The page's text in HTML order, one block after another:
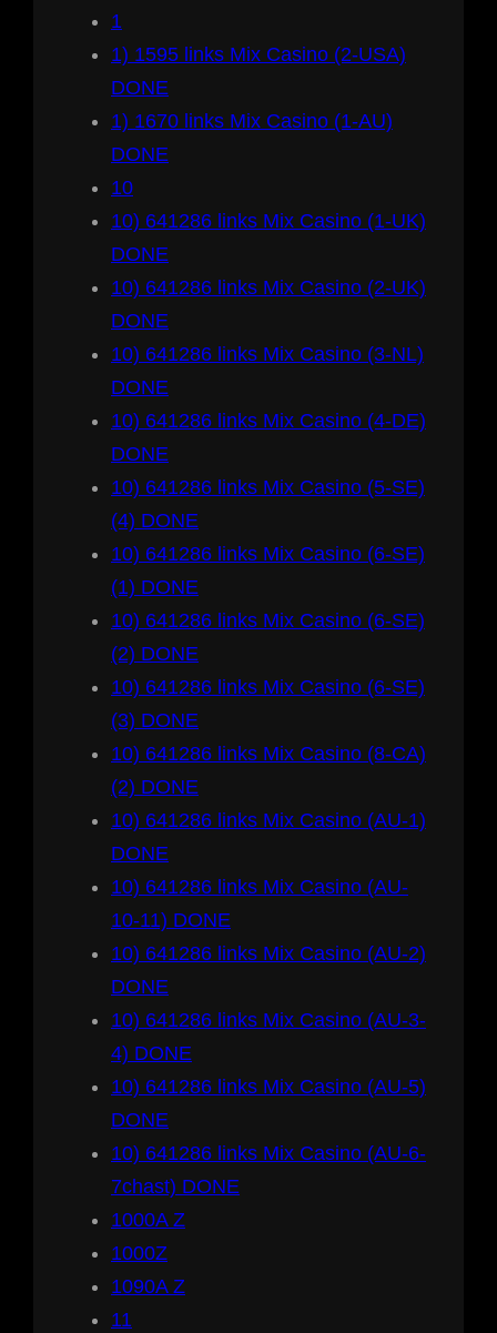
1
1) 1595 links Mix Casino (2-USA)
DONE
1) 1670 links Mix Casino (1-AU)
DONE
10
10) 641286 links Mix Casino (1-UK)
DONE
10) 641286 links Mix Casino (2-UK)
DONE
10) 641286 links Mix Casino (3-NL)
DONE
10) 641286 links Mix Casino (4-DE)
DONE
10) 641286 links Mix Casino (5-SE)
(4) DONE
10) 641286 links Mix Casino (6-SE)
(1) DONE
10) 641286 links Mix Casino (6-SE)
(2) DONE
10) 641286 links Mix Casino (6-SE)
(3) DONE
10) 641286 links Mix Casino (8-CA)
(2) DONE
10) 641286 links Mix Casino (AU-1)
DONE
10) 641286 links Mix Casino (AU-
10-11) DONE
10) 641286 links Mix Casino (AU-2)
DONE
10) 641286 links Mix Casino (AU-3-
4) DONE
10) 641286 links Mix Casino (AU-5)
DONE
10) 641286 links Mix Casino (AU-6-
7chast) DONE
1000A Z
1000Z
1090A Z
11